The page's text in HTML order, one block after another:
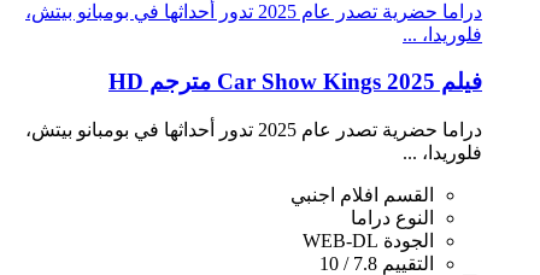
دراما حضرية تصدر عام 2025 تدور أحداثها في بومبانو بيتش،
فلوريدا، ...
فيلم Car Show Kings 2025 مترجم HD
دراما حضرية تصدر عام 2025 تدور أحداثها في بومبانو بيتش،
فلوريدا، ...
القسم
افلام اجنبي
النوع دراما
الجودة WEB-DL
التقييم 7.8 / 10